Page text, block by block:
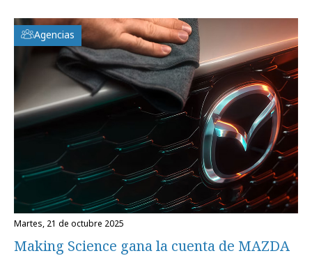
Agencias
martes, 21 de octubre 2025
Making Science gana la cuenta de MAZDA